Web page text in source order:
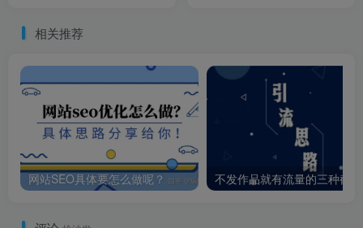
相关推荐
网站SEO具体要怎么做呢？